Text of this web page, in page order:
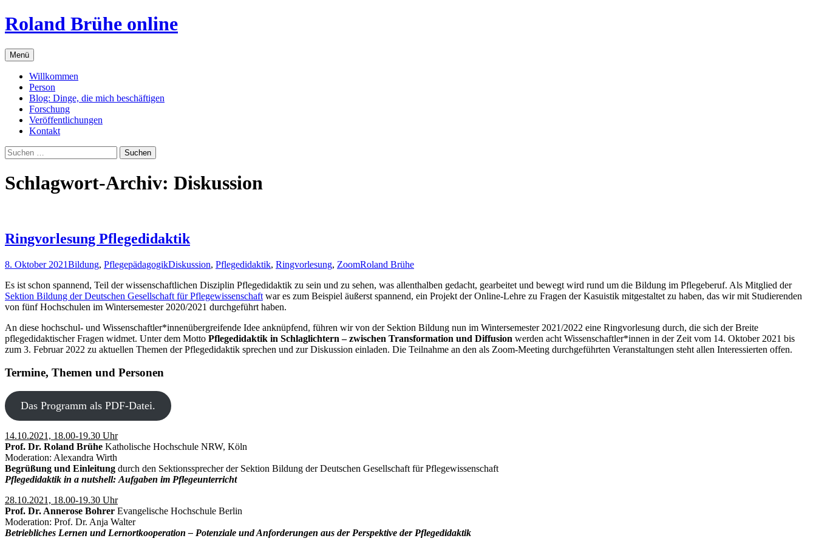
Zum
Inhalt
Roland Brühe online
Menü
Willkommen
Person
Blog: Dinge, die mich beschäftigen
Forschung
Veröffentlichungen
Kontakt
Suchen
nach:
Schlagwort-Archiv: Diskussion
Ringvorlesung Pflegedidaktik
8. Oktober 2021Bildung, PflegepädagogikDiskussion, Pflegedidaktik, Ringvorlesung, ZoomRoland Brühe
Es ist schon spannend, Teil der wissenschaftlichen Disziplin Pflegedidaktik zu sein und zu sehen, was allenthalben gedacht, gearbeitet und bewegt wird rund um die Bildung im Pflegeberuf. Als Mitglied der
Sektion Bildung der Deutschen Gesellschaft für Pflegewissenschaft war es zum Beispiel äußerst spannend, ein Projekt der Online-Lehre zu Fragen der Kasuistik mitgestaltet zu haben, das wir mit Studierenden
von fünf Hochschulen im Wintersemester 2020/2021 durchgeführt haben.
An diese hochschul- und Wissenschaftler*innenübergreifende Idee anknüpfend, führen wir von der Sektion Bildung nun im Wintersemester 2021/2022 eine Ringvorlesung durch, die sich der Breite
pflegedidaktischer Fragen widmet. Unter dem Motto Pflegedidaktik in Schlaglichtern – zwischen Transformation und Diffusion werden acht Wissenschaftler*innen in der Zeit vom 14. Oktober 2021 bis
zum 3. Februar 2022 zu aktuellen Themen der Pflegedidaktik sprechen und zur Diskussion einladen. Die Teilnahme an den als Zoom-Meeting durchgeführten Veranstaltungen steht allen Interessierten offen.
Termine, Themen und Personen
Das Programm als PDF-Datei.
14.10.2021, 18.00-19.30 Uhr
Prof. Dr. Roland Brühe Katholische Hochschule NRW, Köln
Moderation: Alexandra Wirth
Begrüßung und Einleitung durch den Sektionssprecher der Sektion Bildung der Deutschen Gesellschaft für Pflegewissenschaft
Pflegedidaktik in a nutshell: Aufgaben im Pflegeunterricht
28.10.2021, 18.00-19.30 Uhr
Prof. Dr. Annerose Bohrer Evangelische Hochschule Berlin
Moderation: Prof. Dr. Anja Walter
Betriebliches Lernen und Lernortkooperation – Potenziale und Anforderungen aus der Perspektive der Pflegedidaktik